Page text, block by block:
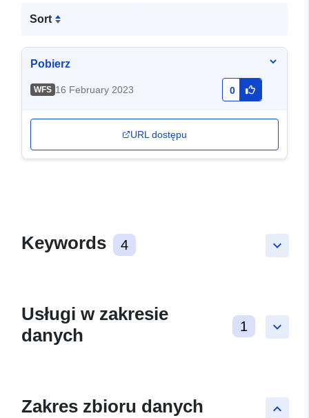
Sort
Pobierz
WFS 16 February 2023 0
URL dostępu
keyboard_arrow_down
Keywords 4
keyboard_arrow_down
Usługi w zakresie
danych
1
keyboard_arrow_up
Zakres zbioru danych